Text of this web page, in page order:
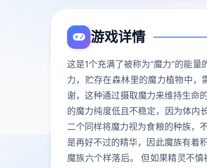
游戏详情
这是1个充满了被称为“魔力”的能
力，贮存在森林里的魔力植物中
谢，这种通过摄取魔力来维持生命
的魔力纯度低且不稳定，因为体内
二个同样将魔力视为食粮的种族，
是再好不过的精华，因此魔族有着
魔族六个样落后。 但如果精灵不